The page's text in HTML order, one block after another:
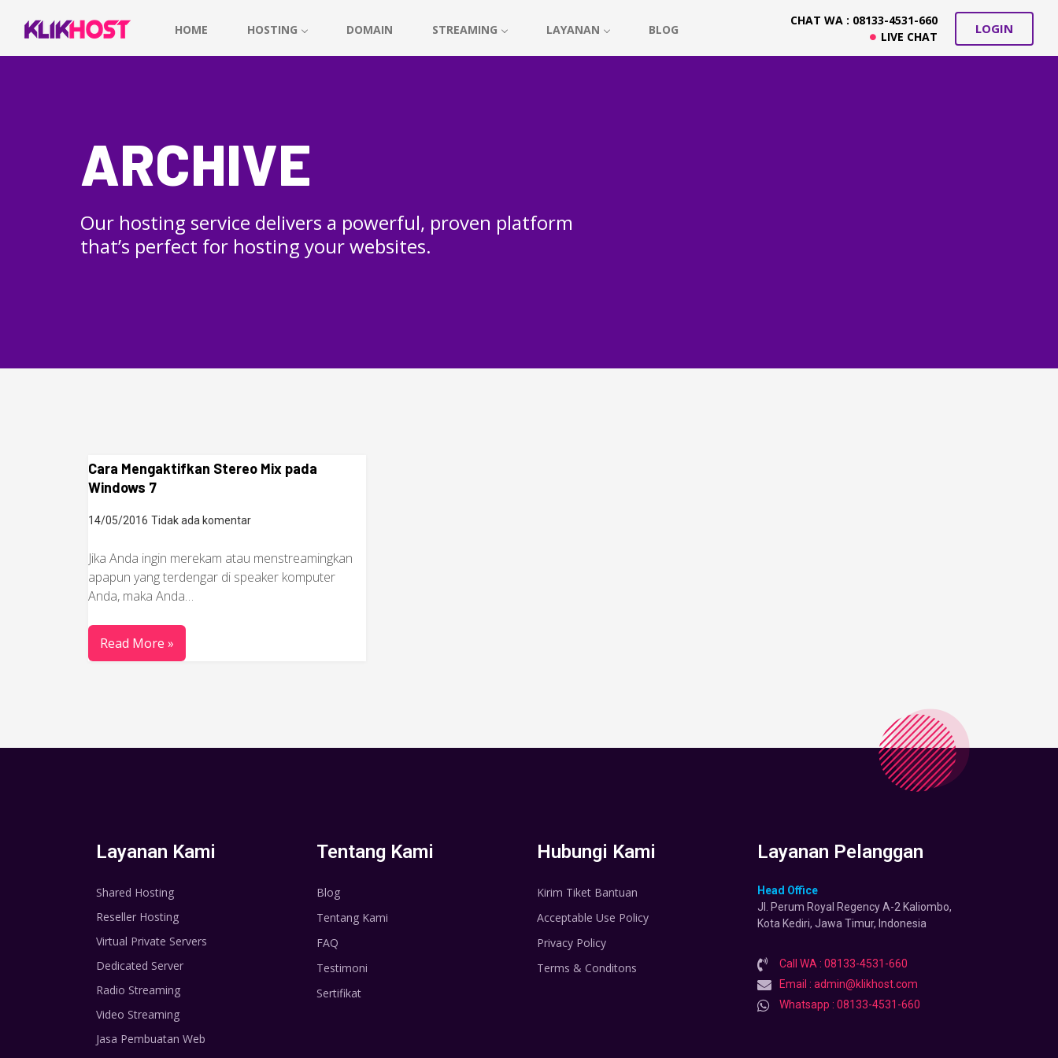
HOME HOSTING DOMAIN STREAMING LAYANAN BLOG
CHAT WA : 08133-4531-660
LIVE CHAT
LOGIN
ARCHIVE
Our hosting service delivers a powerful, proven platform
that’s perfect for hosting your websites.
Cara Mengaktifkan Stereo Mix pada
Windows 7
14/05/2016 Tidak ada komentar
Jika Anda ingin merekam atau menstreamingkan
apapun yang terdengar di speaker komputer
Anda, maka Anda…
Read More »
Layanan Kami
Shared Hosting
Reseller Hosting
Virtual Private Servers
Dedicated Server
Radio Streaming
Video Streaming
Jasa Pembuatan Web
Tentang Kami
Blog
Tentang Kami
FAQ
Testimoni
Sertifikat
Hubungi Kami
Kirim Tiket Bantuan
Acceptable Use Policy
Privacy Policy
Terms & Conditons
Layanan Pelanggan
Head Office
Jl. Perum Royal Regency A-2 Kaliombo,
Kota Kediri, Jawa Timur, Indonesia
Call WA : 08133-4531-660
Email : admin@klikhost.com
Whatsapp : 08133-4531-660